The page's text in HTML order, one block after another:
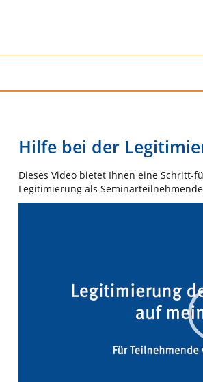
Hilfe bei der
Dieses Video bietet Ihnen eine
Legitimierung als Seminarteilnehmende